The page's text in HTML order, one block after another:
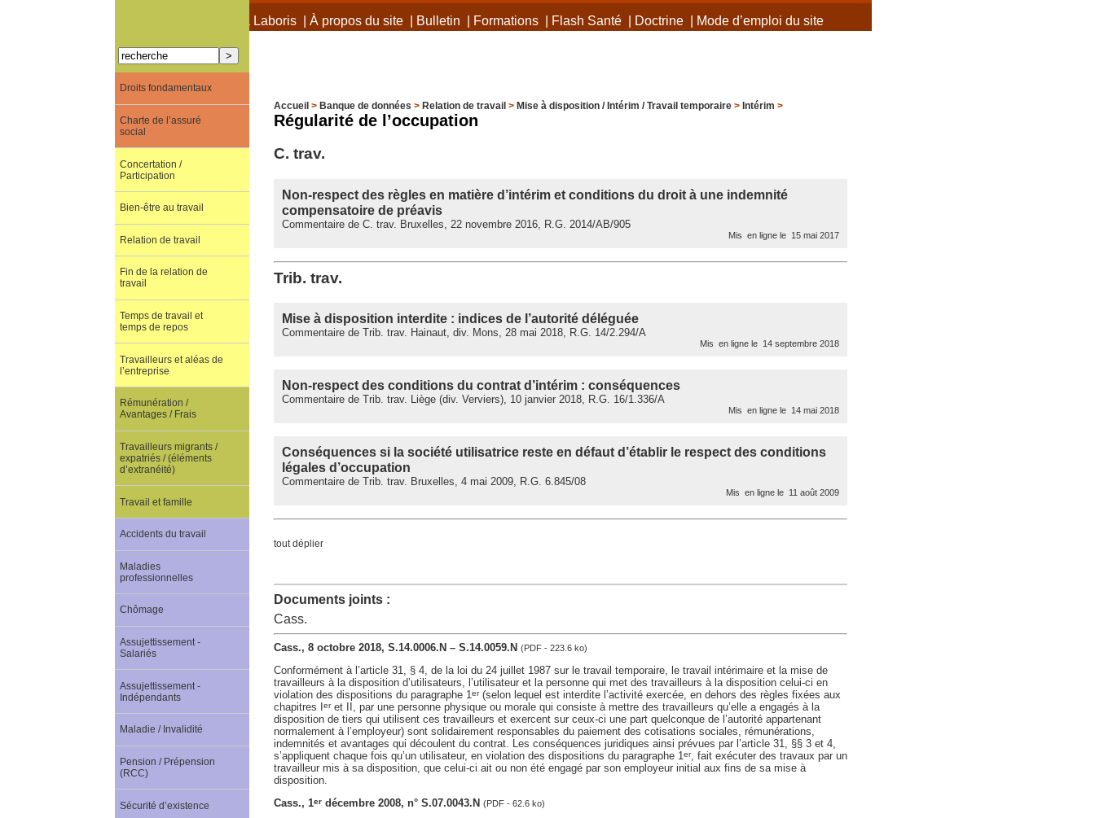
À propos de Terra Laboris| À propos du site| Bulletin Formations| Flash Santé| Doctrine| Mode d’emploi du site
Accueil > Banque de données > Relation de travail > Mise à disposition / Intérim / Travail temporaire> Intérim >
Régularité de l’occupation
C. trav.
Non-respect des règles en matière d’intérim et conditions du droit à une indemnité
compensatoire de préavis
Commentaire de C. trav. Bruxelles, 22 novembre 2016, R.G. 2014/AB/905
Mis en ligne le 15 mai 2017
Trib. trav.
Mise à disposition interdite : indices de l’autorité déléguée
Commentaire de Trib. trav. Hainaut, div. Mons, 28 mai 2018, R.G. 14/2.294/A
Mis en ligne le 14 septembre 2018
Non-respect des conditions du contrat d’intérim : conséquences
Commentaire de Trib. trav. Liège (div. Verviers), 10 janvier 2018, R.G. 16/1.336/A
Mis en ligne le 14 mai 2018
Conséquences si la société utilisatrice reste en défaut d’établir le respect des conditions
légales d’occupation
Commentaire de Trib. trav. Bruxelles, 4 mai 2009, R.G. 6.845/08
Mis en ligne le 11 août 2009
tout déplier
Documents joints :
Cass.
Cass., 8 octobre 2018, S.14.0006.N – S.14.0059.N (PDF - 223.6 ko)
Conformément à l’article 31, § 4, de la loi du 24 juillet 1987 sur le travail temporaire, le travail intérimaire et la mise de
travailleurs à la disposition d’utilisateurs, l’utilisateur et la personne qui met des travailleurs à la disposition celui-ci en
violation des dispositions du paragraphe 1 er(selon lequel est interdite l’activité exercée, en dehors des règles fixées aux
chapitres I
eret II, par une personne physique ou morale qui consiste à mettre des travailleurs qu’elle a engagés à la
disposition de tiers qui utilisent ces travailleurs et exercent sur ceux-ci une part quelconque de l’autorité appartenant
normalement à l’employeur) sont solidairement responsables du paiement des cotisations sociales, rémunérations,
indemnités et avantages qui découlent du contrat. Les conséquences juridiques ainsi prévues par l’article 31, §§ 3 et 4,
s’appliquent chaque fois qu’un utilisateur, en violation des dispositions du paragraphe 1 er, fait exécuter des travaux par un
travailleur mis à sa disposition, que celui-ci ait ou non été engagé par son employeur initial aux fins de sa mise à
disposition.
Cass., 1erdécembre 2008, n° S.07.0043.N (PDF - 62.6 ko)
Droits fondamentaux
Charte de l’assuré
social
Concertation /
Participation
Bien-être au travail
Relation de travail
Fin de la relation de
travail
Temps de travail et
temps de repos
Travailleurs et aléas de
l’entreprise
Rémunération /
Avantages / Frais
Travailleurs migrants /
expatriés / (éléments
d’extranéité)
Travail et famille
Accidents du travail
Maladies
professionnelles
Chômage
Assujettissement -
Salariés
Assujettissement -
Indépendants
Maladie / Invalidité
Pension / Prépension
(RCC)
Sécurité d’existence